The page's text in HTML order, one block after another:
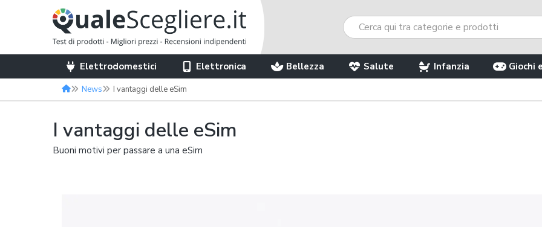
Elettrodomestici Elettronica Bellezza Salute Infanzia Giochi
News I vantaggi delle eSim
I vantaggi delle eSim
Buoni motivi per passare a una eSim